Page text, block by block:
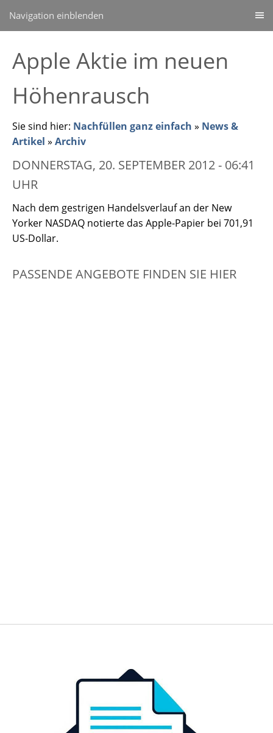
Navigation einblenden
Apple Aktie im neuen
Höhenrausch
Sie sind hier: Nachfüllen ganz einfach » News &
Artikel » Archiv
DONNERSTAG, 20. SEPTEMBER 2012 - 06:41
UHR
Nach dem gestrigen Handelsverlauf an der New
Yorker NASDAQ notierte das Apple-Papier bei 701,91
US-Dollar.
PASSENDE ANGEBOTE FINDEN SIE HIER